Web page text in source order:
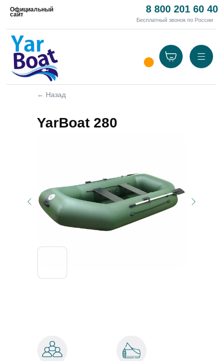
Официальный
сайт 8 800 201 60 40
Бесплатный звонок по России
YarBoat 280
← Назад